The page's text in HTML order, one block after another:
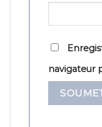
navigateur